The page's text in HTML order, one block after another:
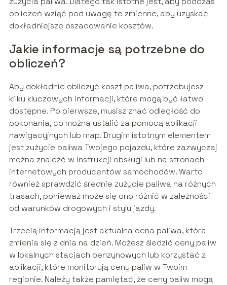
obliczeń wziąć pod uwagę te zmienne, aby uzyskać
dokładniejsze oszacowanie kosztów.
Jakie informacje są potrzebne do
obliczeń?
Aby dokładnie obliczyć koszt paliwa, potrzebujesz
kilku kluczowych informacji, które mogą być łatwo
dostępne. Po pierwsze, musisz znać odległość do
pokonania, co można ustalić za pomocą aplikacji
nawigacyjnych lub map. Drugim istotnym elementem
jest zużycie paliwa Twojego pojazdu, które zazwyczaj
można znaleźć w instrukcji obsługi lub na stronach
internetowych producentów samochodów. Warto
również sprawdzić średnie zużycie paliwa na różnych
trasach, ponieważ może się ono różnić w zależności
od warunków drogowych i stylu jazdy.
Trzecią informacją jest aktualna cena paliwa, która
zmienia się z dnia na dzień. Możesz śledzić ceny paliw
w lokalnych stacjach benzynowych lub korzystać z
aplikacji, które monitorują ceny paliw w Twoim
regionie. Należy także pamiętać, że ceny paliw mogą